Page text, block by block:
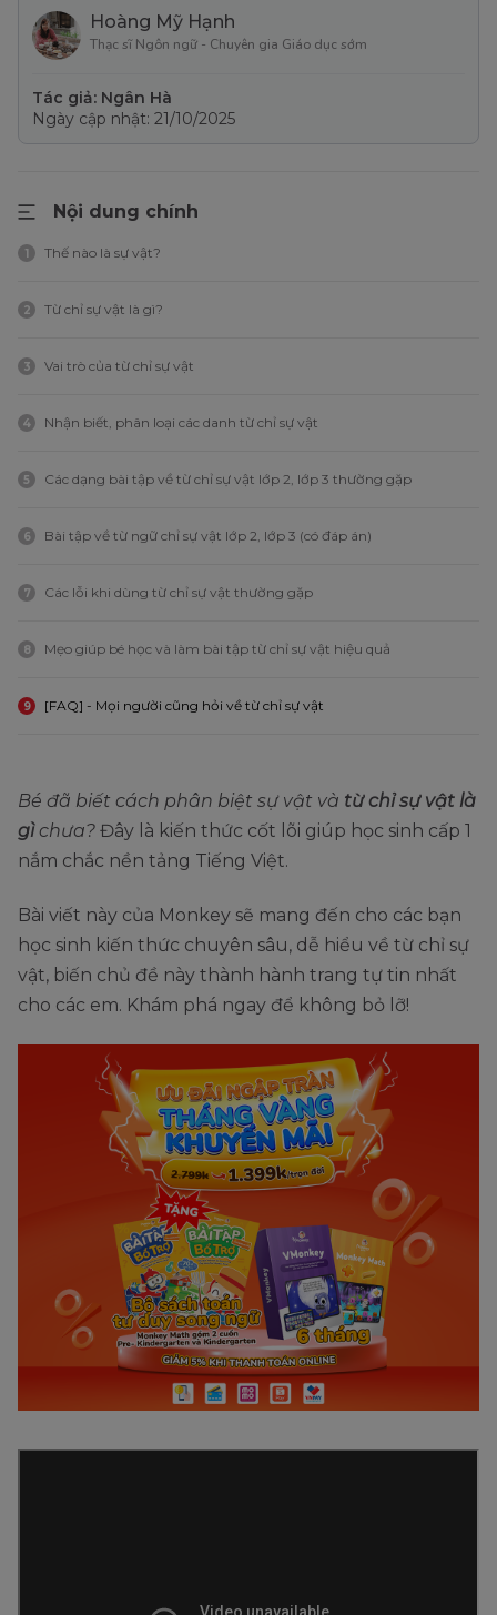
Hoàng Mỹ Hạnh
Thạc sĩ Ngôn ngữ - Chuyên gia Giáo dục sớm
Tác giả: Ngân Hà
Ngày cập nhật: 21/10/2025
Nội dung chính
1 Thế nào là sự vật?
2 Từ chỉ sự vật là gì?
3 Vai trò của từ chỉ sự vật
4 Nhận biết, phân loại các danh từ chỉ sự vật
5 Các dạng bài tập về từ chỉ sự vật lớp 2, lớp 3 thường gặp
6 Bài tập về từ ngữ chỉ sự vật lớp 2, lớp 3 (có đáp án)
7 Các lỗi khi dùng từ chỉ sự vật thường gặp
8 Mẹo giúp bé học và làm bài tập từ chỉ sự vật hiệu quả
9 [FAQ] - Mọi người cũng hỏi về từ chỉ sự vật
Bé đã biết cách phân biệt sự vật và từ chỉ sự vật là
gìchưa? Đây là kiến thức cốt lõi giúp học sinh cấp 1
nắm chắc nền tảng Tiếng Việt.
Bài viết này của Monkey sẽ mang đến cho các bạn
học sinh kiến thức chuyên sâu, dễ hiểu về từ chỉ sự
vật, biến chủ đề này thành hành trang tự tin nhất
cho các em. Khám phá ngay để không bỏ lỡ!